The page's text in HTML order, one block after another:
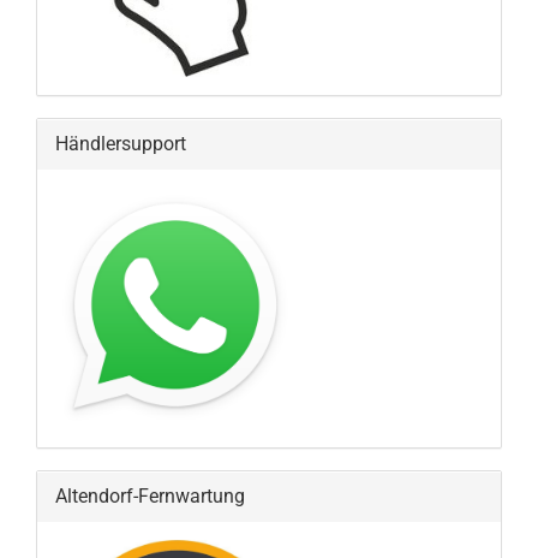
Händlersupport
Altendorf-Fernwartung